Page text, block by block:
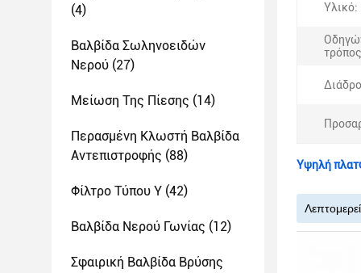
(4)
Βαλβίδα Σωληνοειδών
Νερού (27)
Μείωση Της Πίεσης (14)
Περασμένη Κλωστή Βαλβίδα
Αντεπιστροφής (88)
Φίλτρο Τύπου Y (42)
Βαλβίδα Νερού Γωνίας (12)
Σφαιρική Βαλβίδα Βρύσης
Υλικό:
Υψηλή